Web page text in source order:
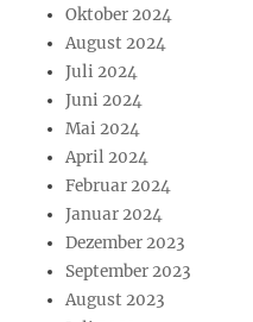
Oktober 2024
August 2024
Juli 2024
Juni 2024
Mai 2024
April 2024
Februar 2024
Januar 2024
Dezember 2023
September 2023
August 2023